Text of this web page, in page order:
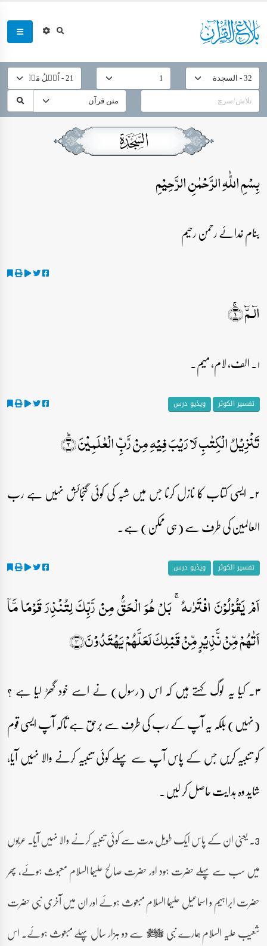
بِسۡمِ اللّٰہِ الرَّحۡمٰنِ الرَّحِیۡمِ
بنام خدائے رحمن رحیم
الٓـمّٓ ۚ﴿۱﴾
۱۔ الف، لام، میم۔
تفسیر الکوثر ویڈیو درس
تَنۡزِیۡلُ الۡکِتٰبِ لَا رَیۡبَ فِیۡہِ مِنۡ رَّبِّ الۡعٰلَمِیۡنَ ؕ﴿۲﴾
۲۔ ایسی کتاب کا نازل کرنا جس میں شبہ کی کوئی گنجائش نہیں ہے رب
العالمین کی طرف سے (ہی ممکن) ہے۔
تفسیر الکوثر ویڈیو درس
اَمۡ یَقُوۡلُوۡنَ افۡتَرٰىہُ ۚ بَلۡ ہُوَ الۡحَقُّ مِنۡ رَّبِّکَ لِتُنۡذِرَ قَوۡمًا مَّاۤ
اَتٰہُمۡ مِّنۡ نَّذِیۡرٍ مِّنۡ قَبۡلِکَ لَعَلَّہُمۡ یَہۡتَدُوۡنَ﴿۳﴾
۳۔ کیا یہ لوگ کہتے ہیں کہ اس (رسول) نے اسے خود گھڑ لیا ہے ؟
(نہیں) بلکہ یہ آپ کے رب کی طرف سے برحق ہے تاکہ آپ ایسی قوم
کو تنبیہ کریں جس کے پاس آپ سے پہلے کوئی تنبیہ کرنے والا نہیں آیا،
شاید وہ ہدایت حاصل کر لیں۔
3۔ یعنی ان کے پاس ایک طویل مدت سے کوئی تنبیہ کرنے والا نہیں آیا۔ عربوں
میں سب سے پہلے حضرت ہود اور حضرت صالح علیہما السلام معبوث ہوئے، پھر
حضرت ابراہیم و اسماعیل علیہما السلام مبعوث ہوئے اور ان میں آخری نبی حضرت
شعیب علیہ السلام ہمارے نبی صلى‌الله‌عليه‌وآله‌وسلم سے دو ہزار سال پہلے مبعوث ہوئے۔ اس